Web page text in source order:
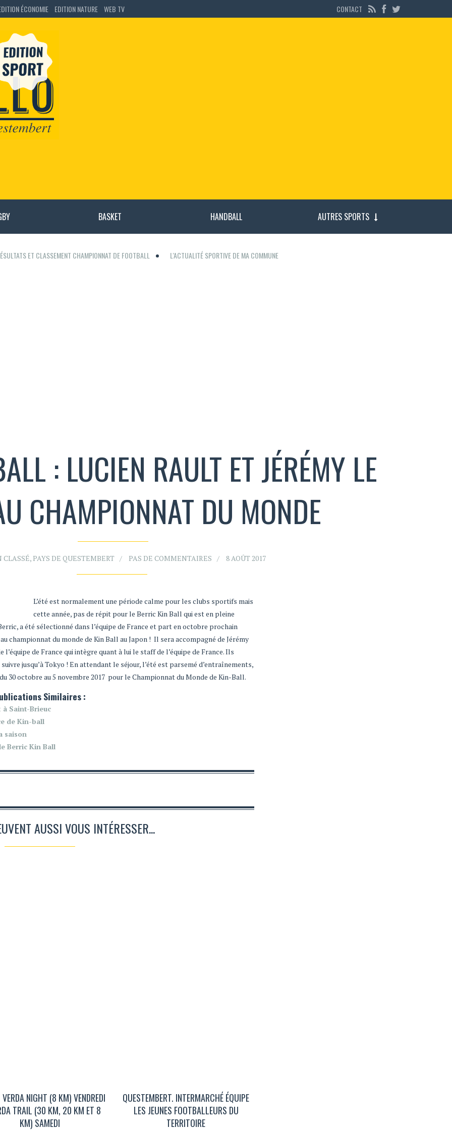
ÉCONOMIE EDITION NATURE WEB TV CONTACT
BASKET HANDBALL AUTRES SPORTS
ET CLASSEMENT CHAMPIONNAT DE FOOTBALL L'ACTUALITÉ SPORTIVE DE MA COMMUNE
: LUCIEN RAULT ET JÉRÉMY LE
CHAMPIONNAT DU MONDE
CLASSÉ,PAYS DE QUESTEMBERT PAS DE COMMENTAIRES 8 AOÛT 2017
L’été est normalement une période calme pour les clubs sportifs mais
cette année, pas de répit pour le Berric Kin Ball qui est en pleine
a été sélectionné dans l’équipe de France et part en octobre prochain
championnat du monde de Kin Ball au Japon ! Il sera accompagné de Jérémy
de France qui intègre quant à lui le staff de l’équipe de France. Ils
jusqu’à Tokyo ! En attendant le séjour, l’été est parsemé d’entraînements,
30 octobre au 5 novembre 2017 pour le Championnat du Monde de Kin-Ball.
Similaires :
à Saint-Brieuc
de Kin-ball
saison
Berric Kin Ball
AUSSI VOUS INTÉRESSER...
NIGHT (8 KM) VENDREDI
TRAIL (30 KM, 20 KM ET 8
KM) SAMEDI
QUESTEMBERT. INTERMARCHÉ ÉQUIPE
LES JEUNES FOOTBALLEURS DU
TERRITOIRE